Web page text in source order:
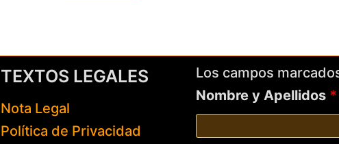
TEXTOS LEGALES
Nota Legal
Política de Privacidad
Los campos
Nombre y Apellidos *